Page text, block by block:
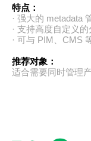
特点：
· 强大的 metadata
· 支持高度自定义
· 可与 PIM、CMS
推荐对象：
适合需要同时管理